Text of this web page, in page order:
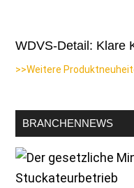
WDVS-Detail: Klare
>>Weitere
BRANCHENNEWS